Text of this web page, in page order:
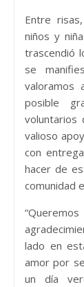
Entre
niños y
trascendió
se
valoramos
posible
voluntarios
valioso
con
hacer de
comunidad
lado en
amor por
un día